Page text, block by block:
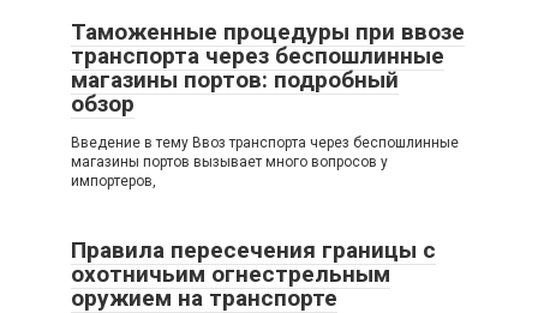
Таможенные процедуры при ввозе
транспорта через беспошлинные
магазины портов: подробный
обзор
Введение в тему Ввоз транспорта через беспошлинные
магазины портов вызывает много вопросов у
импортеров,
Правила пересечения границы с
охотничьим огнестрельным
оружием на транспорте